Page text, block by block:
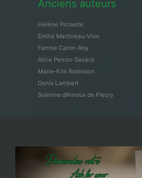
Anciens auteurs
Hélène Pichette
Émilie Martineau-Vion
Fannie Caron-Roy
Alice Perron-Savard
Marie-Kim Robinson
Denis Lambert
Solenne d’Arnoux de Fleury